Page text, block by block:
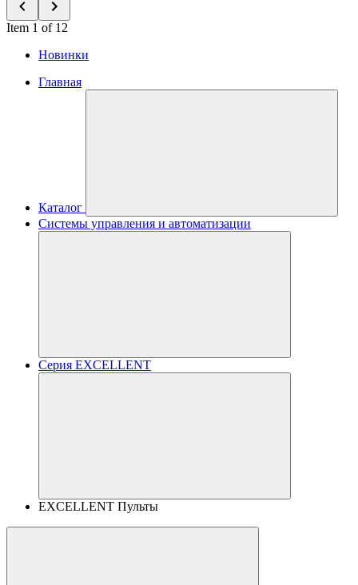
Item 1 of 12
Новинки
Главная
Каталог
Системы управления и автоматизации
Серия EXCELLENT
EXCELLENT Пульты